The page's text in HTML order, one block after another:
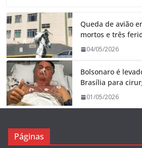
Queda de avião
mortos e três
04/05/2026
Bolsonaro é
Brasília para
01/05/2026
Páginas